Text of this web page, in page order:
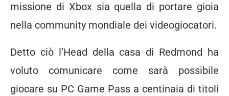
missione di Xbox sia quella di portare gioia
nella community mondiale dei videogiocatori.
Detto ciò l’Head della casa di Redmond ha
voluto comunicare come sarà possibile
giocare su PC Game Pass a centinaia di titoli